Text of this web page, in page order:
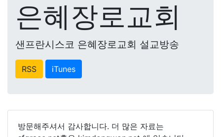
은혜장로교회
샌프란시스코 은혜장로교회 설교방송
RSS iTunes
방문해주셔서 감사합니다. 더 많은 자료는